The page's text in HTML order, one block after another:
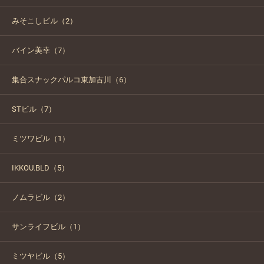
みそこしビル（2）
バイン美幸（7）
集合スナックパルコ東加古川（6）
STビル（7）
ミツワビル（1）
IKKOU.BLD（5）
ノムラビル（2）
サンライフビル（1）
ミツヤビル（5）